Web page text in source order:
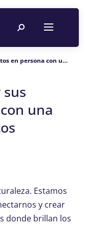
6 formas de mejorar sus eventos en persona con una plataforma de eventos
una
Estamos
y crear
donde brillan los